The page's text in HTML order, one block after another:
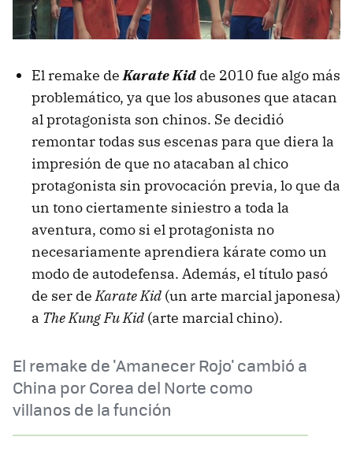
El remake deKarate Kid de 2010 fue algo más
problemático, ya que los abusones que atacan
al protagonista son chinos. Se decidió
remontar todas sus escenas para que diera la
impresión de que no atacaban al chico
protagonista sin provocación previa, lo que da
un tono ciertamente siniestro a toda la
aventura, como si el protagonista no
necesariamente aprendiera kárate como un
modo de autodefensa. Además, el título pasó
de ser deKarate Kid (un arte marcial japonesa)
a The Kung Fu Kid (arte marcial chino).
El remake de 'Amanecer Rojo' cambió a
China por Corea del Norte como
villanos de la función